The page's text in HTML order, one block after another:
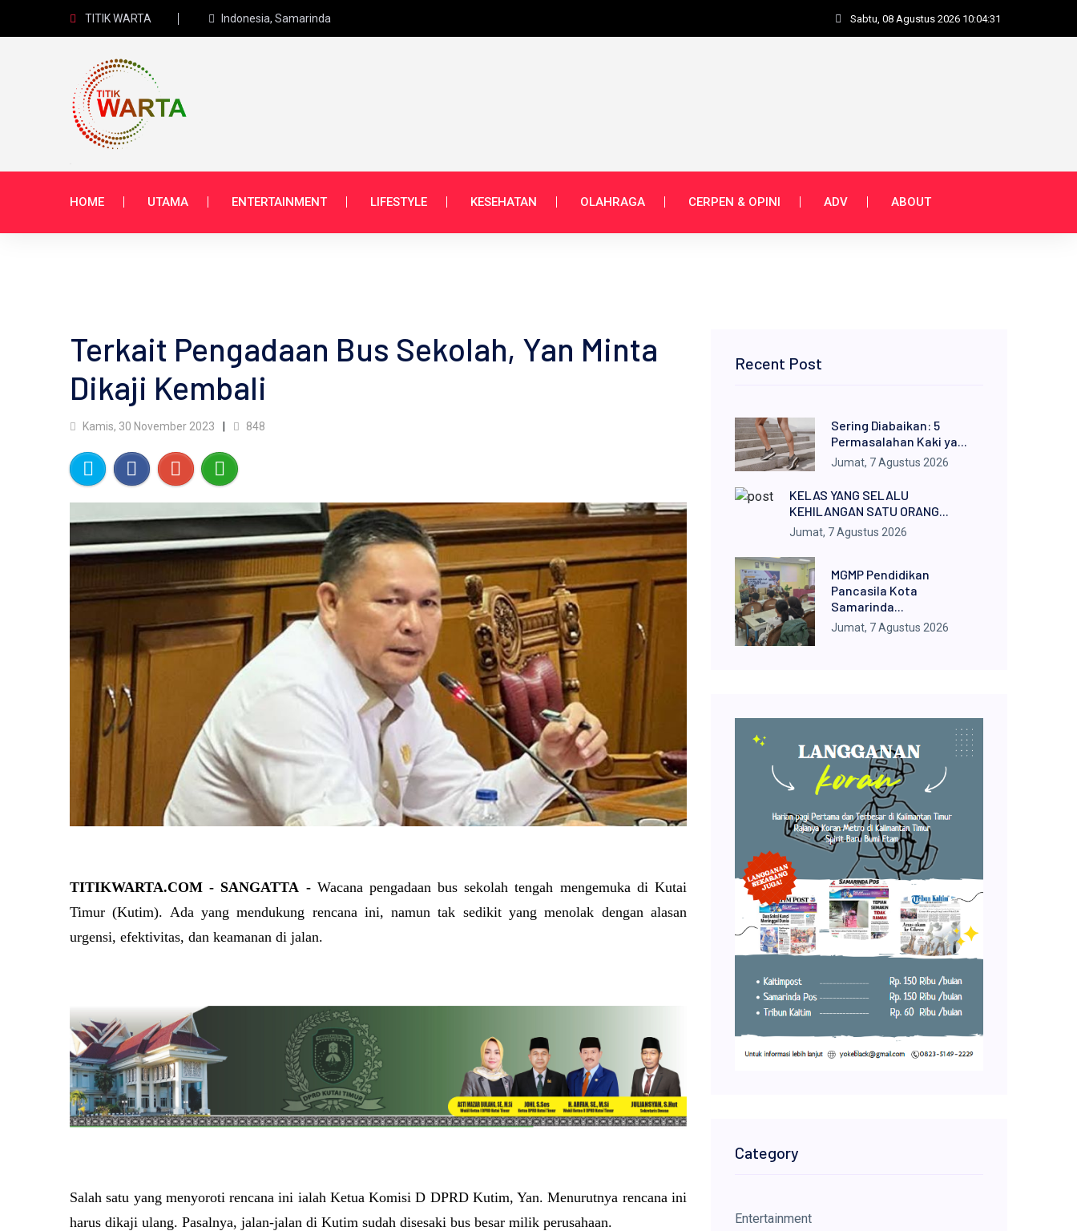
TITIK WARTA Indonesia, Samarinda Sabtu, 08 Agustus 2026 10:04:32
HOME UTAMA ENTERTAINMENT LIFESTYLE KESEHATAN OLAHRAGA CERPEN & OPINI ADV ABOUT
Terkait Pengadaan Bus Sekolah, Yan Minta
Dikaji Kembali
Kamis, 30 November 2023 848
TITIKWARTA.COM - SANGATTA - Wacana pengadaan bus sekolah tengah mengemuka di Kutai
Timur (Kutim). Ada yang mendukung rencana ini, namun tak sedikit yang menolak dengan alasan
urgensi, efektivitas, dan keamanan di jalan.
Salah satu yang menyoroti rencana ini ialah Ketua Komisi D DPRD Kutim, Yan. Menurutnya rencana ini
harus dikaji ulang. Pasalnya, jalan-jalan di Kutim sudah disesaki bus besar milik perusahaan.
Recent Post
Sering Diabaikan: 5
Permasalahan Kaki ya...
Jumat, 7 Agustus 2026
KELAS YANG SELALU
KEHILANGAN SATU ORANG...
Jumat, 7 Agustus 2026
MGMP Pendidikan
Pancasila Kota
Samarinda...
Jumat, 7 Agustus 2026
Category
Entertainment